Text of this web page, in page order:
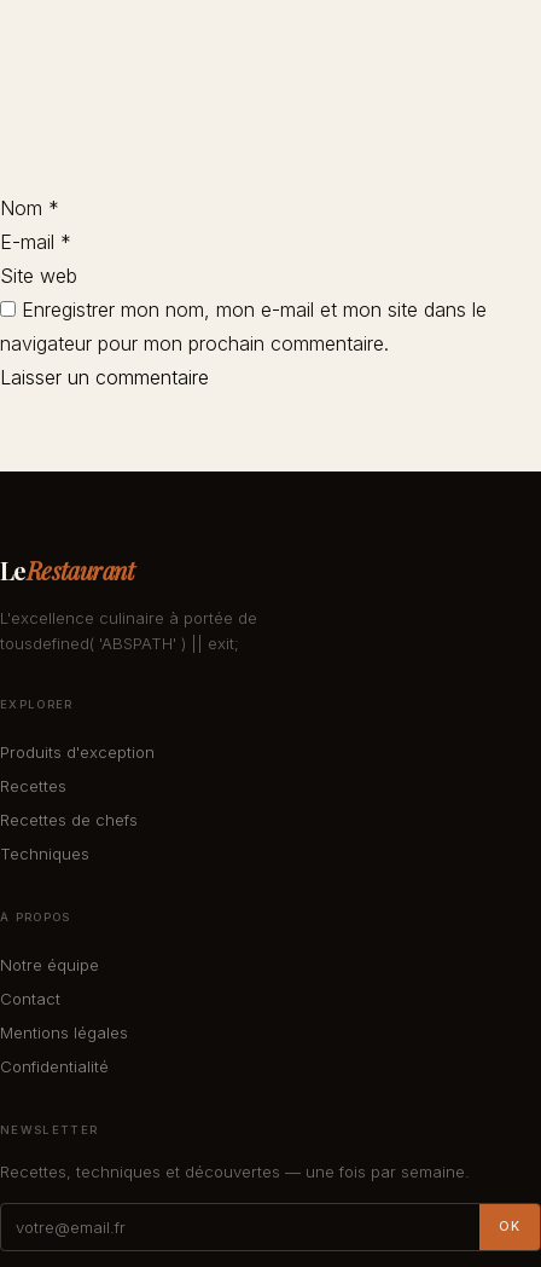
Nom *
E-mail *
Site web
Enregistrer mon nom, mon e-mail et mon site dans le
navigateur pour mon prochain commentaire.
LeRestaurant
L'excellence culinaire à portée de
tousdefined( 'ABSPATH' ) || exit;
EXPLORER
Produits d'exception
Recettes
Recettes de chefs
Techniques
À PROPOS
Notre équipe
Contact
Mentions légales
Confidentialité
NEWSLETTER
Recettes, techniques et découvertes — une fois par semaine.
OK